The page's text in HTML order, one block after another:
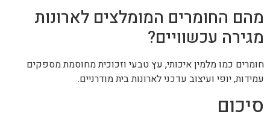
מהם החומרים המומלצים לארונות
מגירה עכשוויים?
חומרים כמו מלמין איכותי, עץ טבעי וזכוכית מחוסמת מספקים
עמידות, יופי ועיצוב עדכני לארונות בית מודרניים.
סיכום